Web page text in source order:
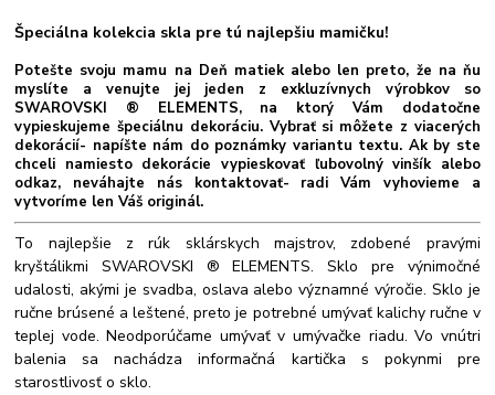
Špeciálna kolekcia skla pre tú najlepšiu mamičku!
Potešte svoju mamu na Deň matiek alebo len preto, že na ňu
myslíte a venujte jej jeden z exkluzívnych výrobkov so
SWAROVSKI ® ELEMENTS, na ktorý Vám dodatočne
vypieskujeme špeciálnu dekoráciu. Vybrať si môžete z viacerých
dekorácií- napíšte nám do poznámky variantu textu. Ak by ste
chceli namiesto dekorácie vypieskovať ľubovolný vinšík alebo
odkaz, neváhajte nás kontaktovať- radi Vám vyhovieme a
vytvoríme len Váš originál.
To najlepšie z rúk sklárskych majstrov, zdobené pravými
kryštálikmi SWAROVSKI ® ELEMENTS. Sklo pre výnimočné
udalosti, akými je svadba, oslava alebo významné výročie. Sklo je
ručne brúsené a leštené, preto je potrebné umývať kalichy ručne v
teplej vode. Neodporúčame umývať v umývačke riadu. Vo vnútri
balenia sa nachádza informačná kartička s pokynmi pre
starostlivosť o sklo.